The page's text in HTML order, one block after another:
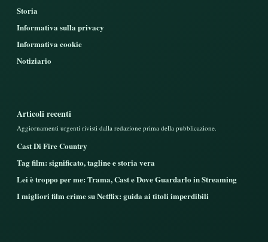
Storia
Informativa sulla privacy
Informativa cookie
Notiziario
Articoli recenti
Aggiornamenti urgenti rivisti dalla redazione prima della pubblicazione.
Cast Di Fire Country
Tag film: significato, tagline e storia vera
Lei è troppo per me: Trama, Cast e Dove Guardarlo in Streaming
I migliori film crime su Netflix: guida ai titoli imperdibili